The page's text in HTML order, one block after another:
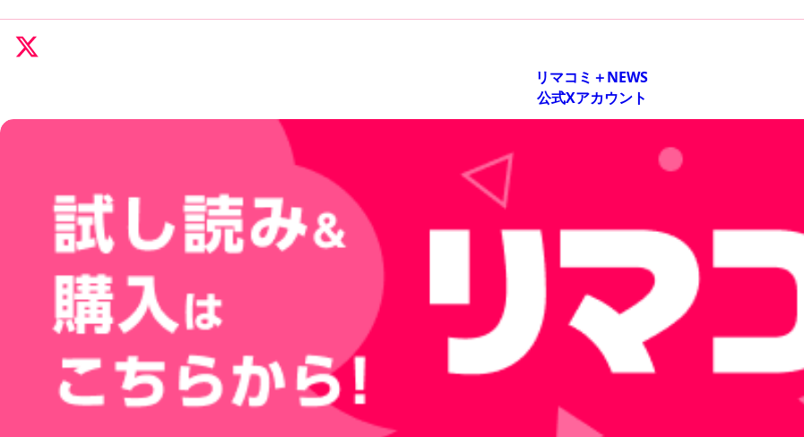
リマコミ＋NEWS
公式Xアカウント